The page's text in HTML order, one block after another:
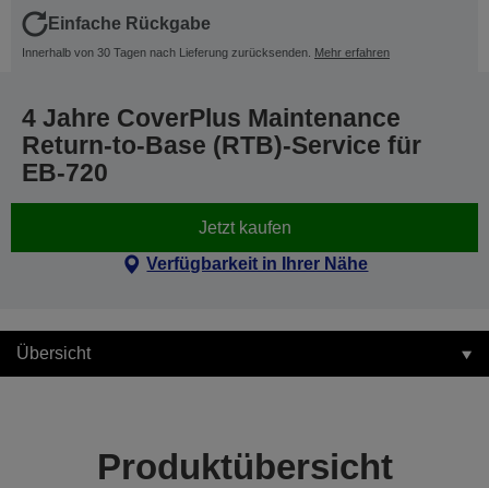
Einfache Rückgabe
Innerhalb von 30 Tagen nach Lieferung zurücksenden. Mehr erfahren
4 Jahre CoverPlus Maintenance
Return-to-Base (RTB)-Service für
EB-720
Jetzt kaufen
Verfügbarkeit in Ihrer Nähe
Übersicht
Produktübersicht